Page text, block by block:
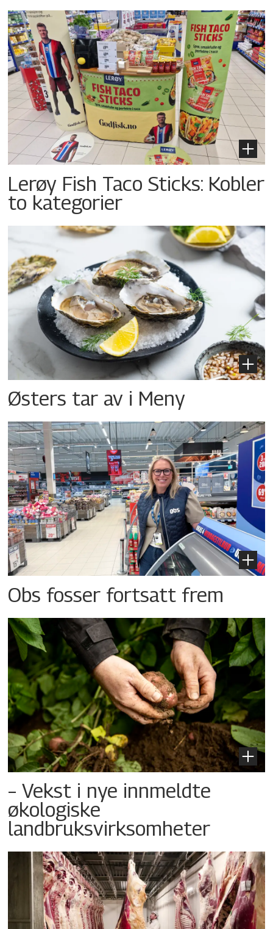
Lerøy Fish Taco Sticks: Kobler
to kategorier
Østers tar av i Meny
Obs fosser fortsatt frem
– Vekst i nye innmeldte
økologiske
landbruksvirksomheter